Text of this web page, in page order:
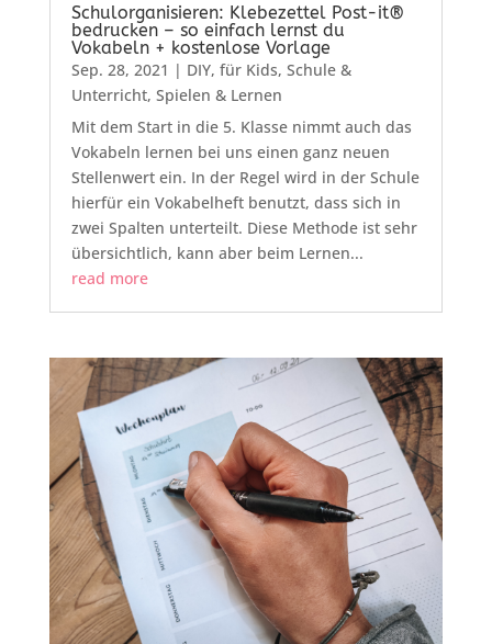
Schulorganisieren: Klebezettel Post-it®
bedrucken – so einfach lernst du
Vokabeln + kostenlose Vorlage
Sep. 28, 2021 | DIY, für Kids, Schule &
Unterricht, Spielen & Lernen
Mit dem Start in die 5. Klasse nimmt auch das
Vokabeln lernen bei uns einen ganz neuen
Stellenwert ein. In der Regel wird in der Schule
hierfür ein Vokabelheft benutzt, dass sich in
zwei Spalten unterteilt. Diese Methode ist sehr
übersichtlich, kann aber beim Lernen...
read more